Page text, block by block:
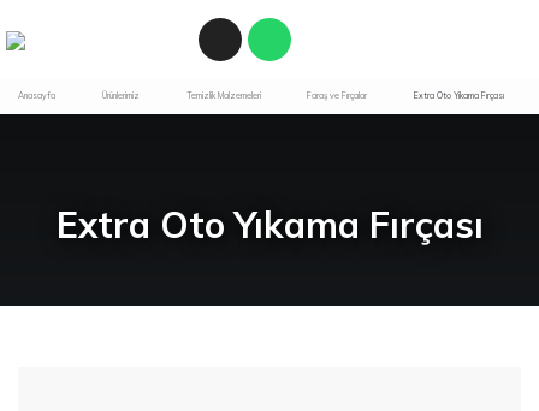
Extra Oto Yıkama Fırçası
Anasayfa Ürünlerimiz Temizlik Malzemeleri Faraş ve Fırçalar Extra Oto Yıkama Fırçası